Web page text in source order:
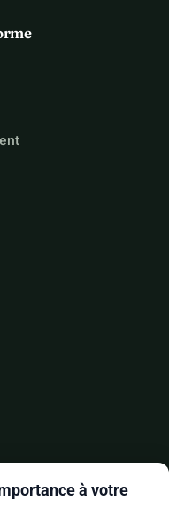
à votre